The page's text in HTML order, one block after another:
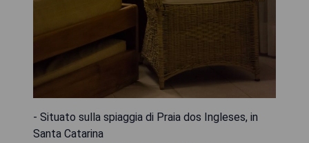
- Situato sulla spiaggia di Praia dos Ingleses, in
Santa Catarina